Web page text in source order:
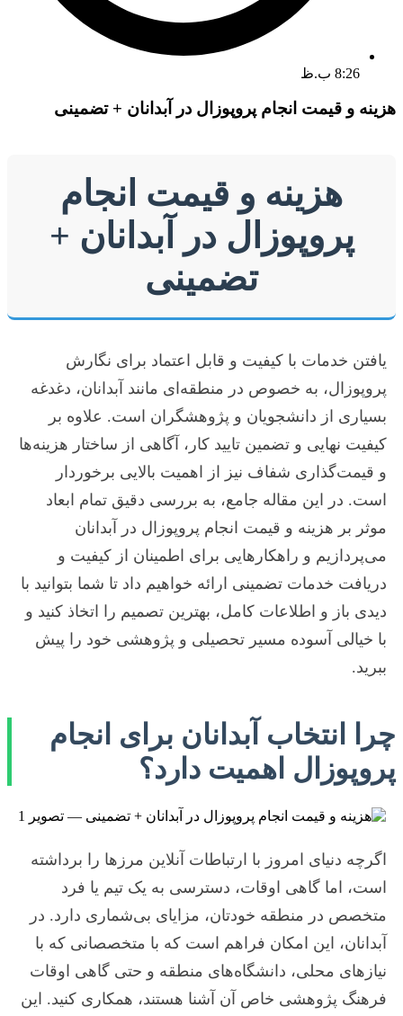
8:26 ب.ظ
هزینه و قیمت انجام پروپوزال در آبدانان + تضمینی
هزینه و قیمت انجام
پروپوزال در آبدانان +
تضمینی
یافتن خدمات با کیفیت و قابل اعتماد برای نگارش
پروپوزال، به خصوص در منطقه‌ای مانند آبدانان، دغدغه
بسیاری از دانشجویان و پژوهشگران است. علاوه بر
کیفیت نهایی و تضمین تایید کار، آگاهی از ساختار هزینه‌ها
و قیمت‌گذاری شفاف نیز از اهمیت بالایی برخوردار
است. در این مقاله جامع، به بررسی دقیق تمام ابعاد
موثر بر هزینه و قیمت انجام پروپوزال در آبدانان
می‌پردازیم و راهکارهایی برای اطمینان از کیفیت و
دریافت خدمات تضمینی ارائه خواهیم داد تا شما بتوانید با
دیدی باز و اطلاعات کامل، بهترین تصمیم را اتخاذ کنید و
با خیالی آسوده مسیر تحصیلی و پژوهشی خود را پیش
ببرید.
چرا انتخاب آبدانان برای انجام
پروپوزال اهمیت دارد؟
اگرچه دنیای امروز با ارتباطات آنلاین مرزها را برداشته
است، اما گاهی اوقات، دسترسی به یک تیم یا فرد
متخصص در منطقه خودتان، مزایای بی‌شماری دارد. در
آبدانان، این امکان فراهم است که با متخصصانی که با
نیازهای محلی، دانشگاه‌های منطقه و حتی گاهی اوقات
فرهنگ پژوهشی خاص آن آشنا هستند، همکاری کنید. این